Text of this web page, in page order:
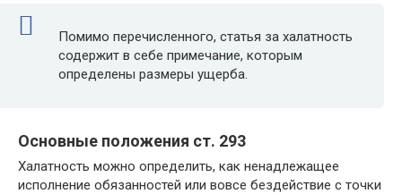
Помимо перечисленного, статья за халатность
содержит в себе примечание, которым
определены размеры ущерба.
Основные положения ст. 293
Халатность можно определить, как ненадлежащее
исполнение обязанностей или вовсе бездействие с точки